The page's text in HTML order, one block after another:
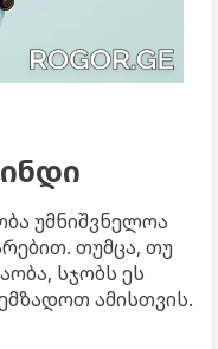
უმნიშვნელოა
თუმცა, თუ
სჯობს ეს
ამისთვის.